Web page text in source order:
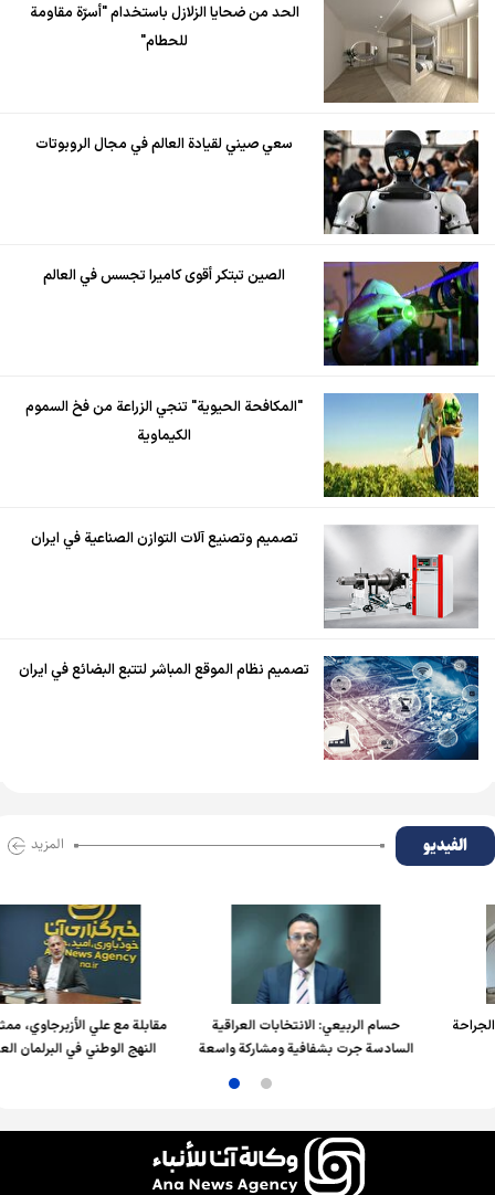
الحد من ضحايا الزلازل باستخدام "أسرّة مقاومة
للحطام"
سعي صيني لقيادة العالم في مجال الروبوتات
الصين تبتكر أقوى كاميرا تجسس في العالم
"المكافحة الحيوية" تنجي الزراعة من فخ السموم
الكيماوية
تصميم وتصنيع آلات التوازن الصناعية في ايران
تصميم نظام الموقع المباشر لتتبع البضائع في ايران
الفیدیو المزید
حسام الربیعي: الانتخابات العراقية
السادسة جرت بشفافية ومشاركة واسعة
مقابلة مع علي الأزبرجاوي، ممثل
النهج الوطني في البرلمان العراقي